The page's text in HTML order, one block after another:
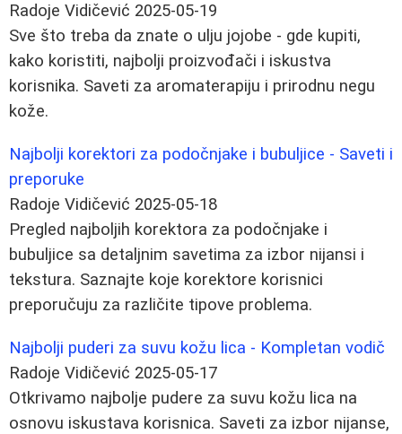
Radoje Vidičević 2025-05-19
Sve što treba da znate o ulju jojobe - gde kupiti,
kako koristiti, najbolji proizvođači i iskustva
korisnika. Saveti za aromaterapiju i prirodnu negu
kože.
Najbolji korektori za podočnjake i bubuljice - Saveti i
preporuke
Radoje Vidičević 2025-05-18
Pregled najboljih korektora za podočnjake i
bubuljice sa detaljnim savetima za izbor nijansi i
tekstura. Saznajte koje korektore korisnici
preporučuju za različite tipove problema.
Najbolji puderi za suvu kožu lica - Kompletan vodič
Radoje Vidičević 2025-05-17
Otkrivamo najbolje pudere za suvu kožu lica na
osnovu iskustava korisnica. Saveti za izbor nijanse,